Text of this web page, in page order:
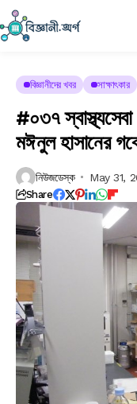
বিজ্ঞানীদের খবর সাক্ষাৎকার
#০৩৭
মঈনুল হাসানের
নিউজডেস্ক May 31,
Share